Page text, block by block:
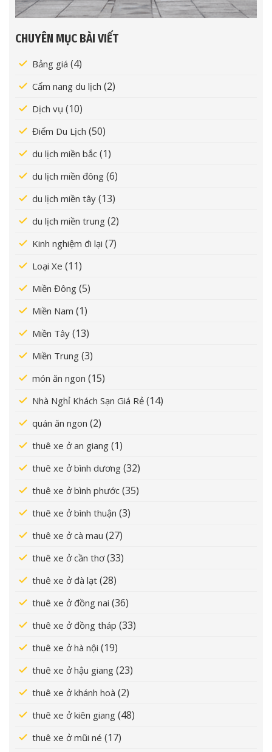
CHUYÊN MỤC BÀI VIẾT
Bảng giá (4)
Cẩm nang du lịch (2)
Dịch vụ (10)
Điểm Du Lịch (50)
du lịch miền bắc (1)
du lịch miền đông (6)
du lịch miền tây (13)
du lịch miền trung (2)
Kinh nghiệm đi lại (7)
Loại Xe (11)
Miền Đông (5)
Miền Nam (1)
Miền Tây (13)
Miền Trung (3)
món ăn ngon (15)
Nhà Nghỉ Khách Sạn Giá Rẻ (14)
quán ăn ngon (2)
thuê xe ở an giang (1)
thuê xe ở bình dương (32)
thuê xe ở bình phước (35)
thuê xe ở bình thuận (3)
thuê xe ở cà mau (27)
thuê xe ở cần thơ(33)
thuê xe ở đà lạt (28)
thuê xe ở đồng nai (36)
thuê xe ở đồng tháp (33)
thuê xe ở hà nội (19)
thuê xe ở hậu giang (23)
thuê xe ở khánh hoà (2)
thuê xe ở kiên giang (48)
thuê xe ở mũi né (17)